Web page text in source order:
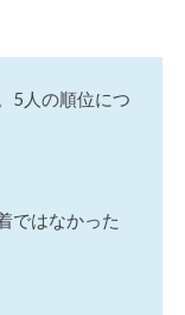
5人の順位につ
ではなかった